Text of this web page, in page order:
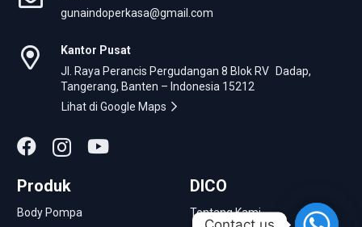
gunaindoperkasa@gmail.com
Kantor Pusat
Jl. Raya Perancis Pergudangan 8 Blok RV Dadap,
Tangerang, Banten – Indonesia 15212
Lihat di Google Maps
Produk
Body Pompa
DICO
Tentang Kami